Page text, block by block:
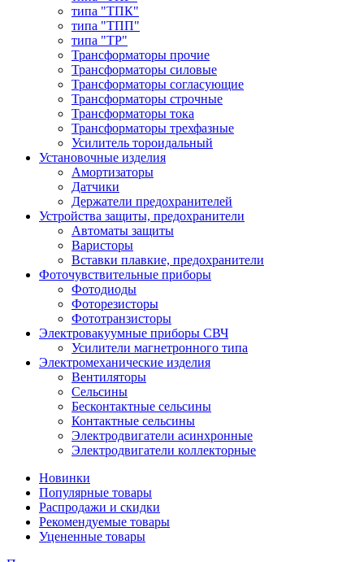
типа "ТПК"
типа "ТПП"
типа "ТР"
Трансформаторы прочие
Трансформаторы силовые
Трансформаторы согласующие
Трансформаторы строчные
Трансформаторы тока
Трансформаторы трехфазные
Усилитель тороидальный
Установочные изделия
Амортизаторы
Датчики
Держатели предохранителей
Устройства защиты, предохранители
Автоматы защиты
Варисторы
Вставки плавкие, предохранители
Фоточувствительные приборы
Фотодиоды
Фоторезисторы
Фототранзисторы
Электровакуумные приборы СВЧ
Усилители магнетронного типа
Электромеханические изделия
Вентиляторы
Сельсины
Бесконтактные сельсины
Контактные сельсины
Электродвигатели асинхронные
Электродвигатели коллекторные
Новинки
Популярные товары
Распродажи и скидки
Рекомендуемые товары
Уцененные товары